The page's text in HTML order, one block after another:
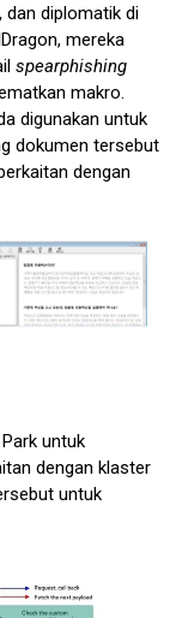
dan diplomatik di
mereka
spearphishing
makro.
digunakan untuk
dokumen tersebut
dengan
untuk
dengan klaster
untuk